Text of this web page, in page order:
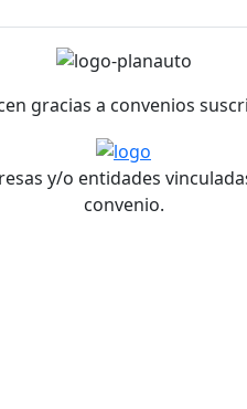
gracias a convenios
y/o entidades
convenio.